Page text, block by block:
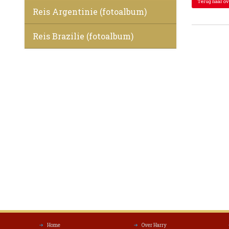
Reis Argentinie (fotoalbum)
Reis Brazilie (fotoalbum)
Home Over Harry